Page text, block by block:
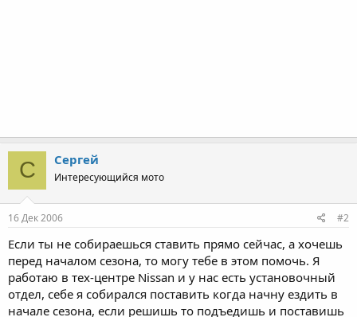
С Сергей
Интересующийся мото
16 Дек 2006 #2
Если ты не собираешься ставить прямо сейчас, а хочешь
перед началом сезона, то могу тебе в этом помочь. Я
работаю в тех-центре Nissan и у нас есть установочный
отдел, себе я собирался поставить когда начну ездить в
начале сезона, если решишь то подъедишь и поставишь